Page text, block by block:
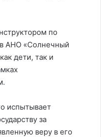
по
АНО «Солнечный
дети, так и
испытывает
за
веру в его